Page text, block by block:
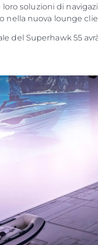
soluzioni di
nella nuova lounge
del Superhawk 55